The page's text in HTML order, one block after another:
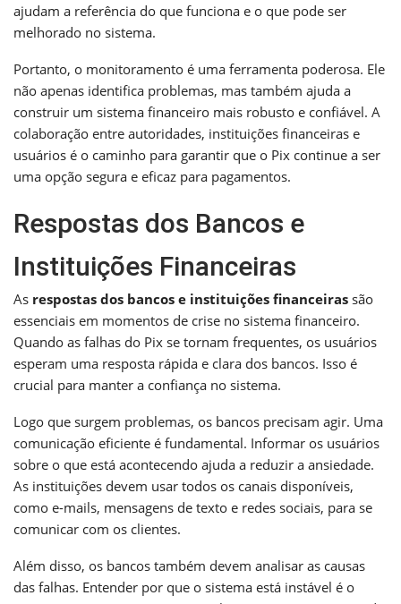
ajudam a referência do que funciona e o que pode ser
melhorado no sistema.
Portanto, o monitoramento é uma ferramenta poderosa. Ele
não apenas identifica problemas, mas também ajuda a
construir um sistema financeiro mais robusto e confiável. A
colaboração entre autoridades, instituições financeiras e
usuários é o caminho para garantir que o Pix continue a ser
uma opção segura e eficaz para pagamentos.
Respostas dos Bancos e
Instituições Financeiras
As respostas dos bancos e instituições financeiras são
essenciais em momentos de crise no sistema financeiro.
Quando as falhas do Pix se tornam frequentes, os usuários
esperam uma resposta rápida e clara dos bancos. Isso é
crucial para manter a confiança no sistema.
Logo que surgem problemas, os bancos precisam agir. Uma
comunicação eficiente é fundamental. Informar os usuários
sobre o que está acontecendo ajuda a reduzir a ansiedade.
As instituições devem usar todos os canais disponíveis,
como e-mails, mensagens de texto e redes sociais, para se
comunicar com os clientes.
Além disso, os bancos também devem analisar as causas
das falhas. Entender por que o sistema está instável é o